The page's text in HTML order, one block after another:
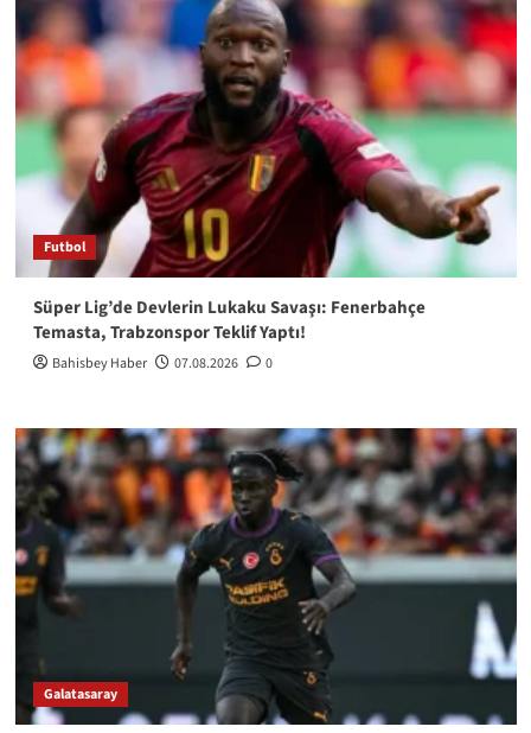
Futbol
Süper Lig’de Devlerin Lukaku Savaşı: Fenerbahçe
Temasta, Trabzonspor Teklif Yaptı!
Bahisbey Haber 07.08.2026 0
Galatasaray